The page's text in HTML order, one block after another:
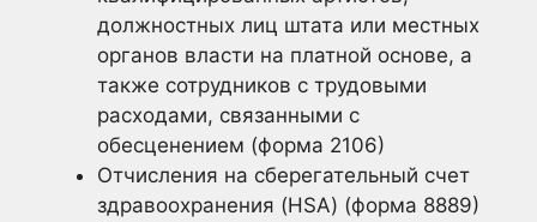
должностных лиц штата или местных
органов власти на платной основе, а
также сотрудников с трудовыми
расходами, связанными с
обесценением (форма 2106)
Отчисления на сберегательный счет
здравоохранения (HSA) (форма 8889)